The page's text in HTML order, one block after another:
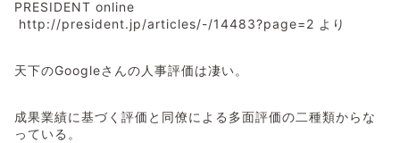
PRESIDENT online
http://president.jp/articles/-/14483?page=2 より
天下のGoogleさんの人事評価は凄い。
成果業績に基づく評価と同僚による多面評価の二種類からな
っている。